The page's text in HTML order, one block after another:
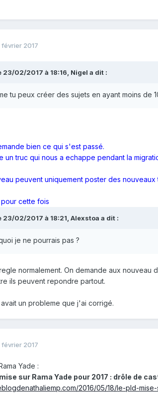
février 2017
23/02/2017 à 18:16, Nigel a dit :
tu peux créer des sujets en ayant moins de
bien ce qui s'est passé.
un truc qui nous a echappe pendant la
peuvent uniquement poster des
pour cette fois
23/02/2017 à 18:21, Alexstoa a dit :
je ne pourrais pas ?
normalement. On demande aux nouveau
ils peuvent repondre partout.
avait un probleme que j'ai corrigé.
février 2017
Yade :
sur Rama Yade pour 2017 : drôle de
2016/05/18/le-pld-